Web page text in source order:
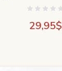
29,95$